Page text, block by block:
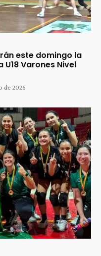
este domingo la
Varones Nivel
de 2026